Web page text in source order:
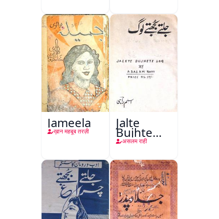
Jameela
ख़ान महबूब तरज़ी
Jalte
Bujhte
Log
असलम राही